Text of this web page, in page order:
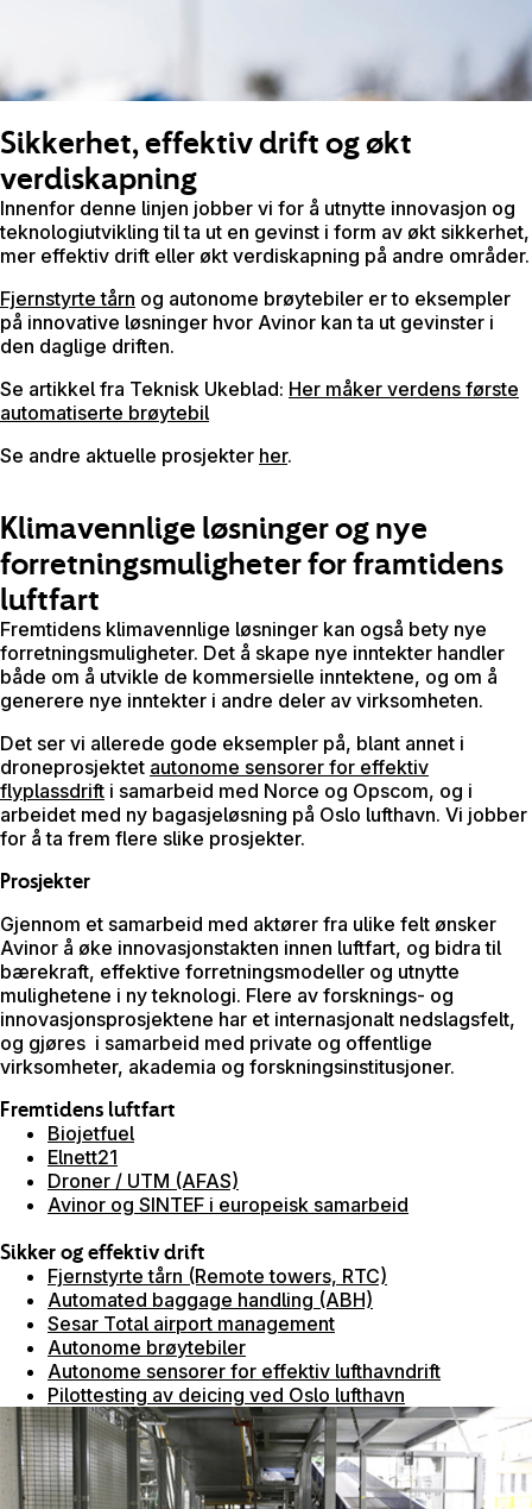
Sikkerhet, effektiv drift og økt
verdiskapning
Innenfor denne linjen jobber vi for å utnytte innovasjon og
teknologiutvikling til ta ut en gevinst i form av økt sikkerhet,
mer effektiv drift eller økt verdiskapning på andre områder.
Fjernstyrte tårn og autonome brøytebiler er to eksempler
på innovative løsninger hvor Avinor kan ta ut gevinster i
den daglige driften.
Se artikkel fra Teknisk Ukeblad: Her måker verdens første
automatiserte brøytebil
Se andre aktuelle prosjekter her.
Klimavennlige løsninger og nye
forretningsmuligheter for framtidens
luftfart
Fremtidens klimavennlige løsninger kan også bety nye
forretningsmuligheter. Det å skape nye inntekter handler
både om å utvikle de kommersielle inntektene, og om å
generere nye inntekter i andre deler av virksomheten.
Det ser vi allerede gode eksempler på, blant annet i
droneprosjektet autonome sensorer for effektiv
flyplassdrift i samarbeid med Norce og Opscom, og i
arbeidet med ny bagasjeløsning på Oslo lufthavn. Vi jobber
for å ta frem flere slike prosjekter.
Prosjekter
Gjennom et samarbeid med aktører fra ulike felt ønsker
Avinor å øke innovasjonstakten innen luftfart, og bidra til
bærekraft, effektive forretningsmodeller og utnytte
mulighetene i ny teknologi. Flere av forsknings- og
innovasjonsprosjektene har et internasjonalt nedslagsfelt,
og gjøres i samarbeid med private og offentlige
virksomheter, akademia og forskningsinstitusjoner.
Fremtidens luftfart
Biojetfuel
Elnett21
Droner / UTM (AFAS)
Avinor og SINTEF i europeisk samarbeid
Sikker og effektiv drift
Fjernstyrte tårn (Remote towers, RTC)
Automated baggage handling (ABH)
Sesar Total airport management
Autonome brøytebiler
Autonome sensorer for effektiv lufthavndrift
Pilottesting av deicing ved Oslo lufthavn